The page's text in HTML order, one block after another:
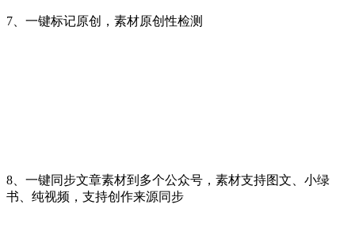
7、一键标记原创，素材原创性检测
8、一键同步文章素材到多个公众号，素材支持图文、小绿
书、纯视频，支持创作来源同步